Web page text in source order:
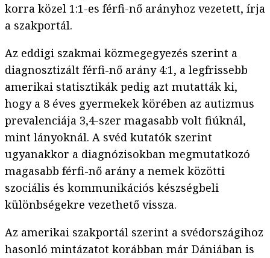
korra közel 1:1-es férfi-nő arányhoz vezetett, írja
a szakportál.
Az eddigi szakmai közmegegyezés szerint a
diagnosztizált férfi-nő arány 4:1, a legfrissebb
amerikai statisztikák pedig azt mutatták ki,
hogy a 8 éves gyermekek körében az autizmus
prevalenciája 3,4-szer magasabb volt fiúknál,
mint lányoknál. A svéd kutatók szerint
ugyanakkor a diagnózisokban megmutatkozó
magasabb férfi-nő arány a nemek közötti
szociális és kommunikációs készségbeli
különbségekre vezethető vissza.
Az amerikai szakportál szerint a svédországihoz
hasonló mintázatot korábban már Dániában is